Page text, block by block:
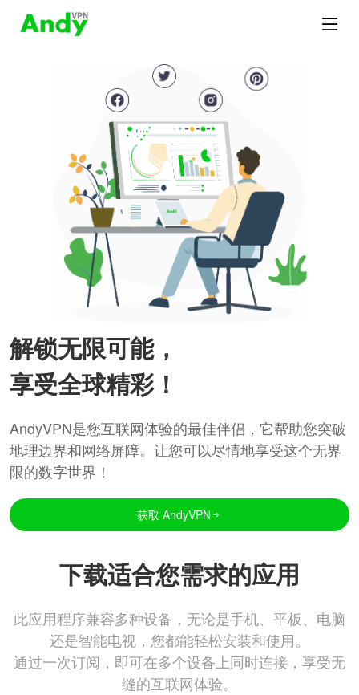
解锁无限可能，
享受全球精彩！
AndyVPN是您互联网体验的最佳伴侣，它帮助您突破
地理边界和网络屏障。让您可以尽情地享受这个无界
限的数字世界！
获取 AndyVPN
下载适合您需求的应用
此应用程序兼容多种设备，无论是手机、平板、电脑
还是智能电视，您都能轻松安装和使用。
通过一次订阅，即可在多个设备上同时连接，享受无
缝的互联网体验。